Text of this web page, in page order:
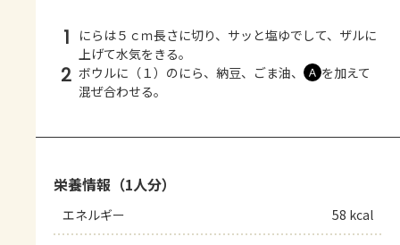
1
にらは５ｃｍ長さに切り、サッと塩ゆでして、ザルに
上げて水気をきる。
2 ボウルに（１）のにら、納豆、ごま油、 Ａ を加えて
混ぜ合わせる。
栄養情報（1人分）
エネルギー 58 kcal